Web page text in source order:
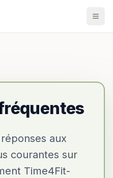
aux
courantes sur
Time4Fit-